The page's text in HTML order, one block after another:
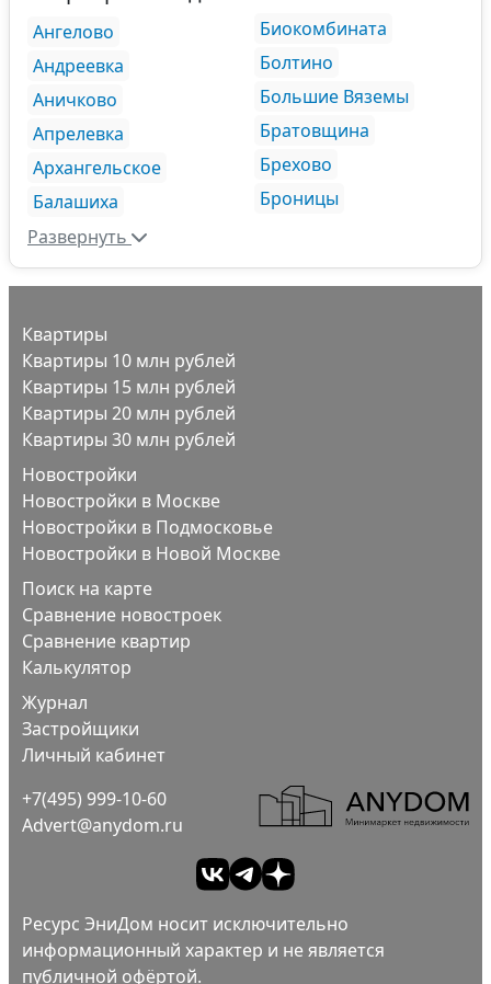
Ангелово
Андреевка
Аничково
Апрелевка
Архангельское
Балашиха
Биокомбината
Болтино
Большие Вяземы
Братовщина
Брехово
Броницы
Развернуть
Квартиры
Квартиры 10 млн рублей
Квартиры 15 млн рублей
Квартиры 20 млн рублей
Квартиры 30 млн рублей
Новостройки
Новостройки в Москве
Новостройки в Подмосковье
Новостройки в Новой Москве
Поиск на карте
Сравнение новостроек
Сравнение квартир
Калькулятор
Журнал
Застройщики
Личный кабинет
+7(495) 999-10-60
Advert@anydom.ru
Ресурс ЭниДом носит исключительно
информационный характер и не является
публичной офёртой.